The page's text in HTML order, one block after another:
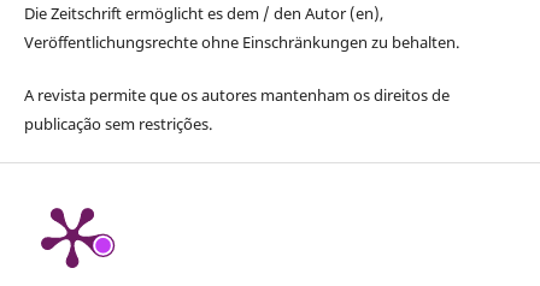
Die Zeitschrift ermöglicht es dem / den Autor (en),
Veröffentlichungsrechte ohne Einschränkungen zu behalten.
A revista permite que os autores mantenham os direitos de
publicação sem restrições.